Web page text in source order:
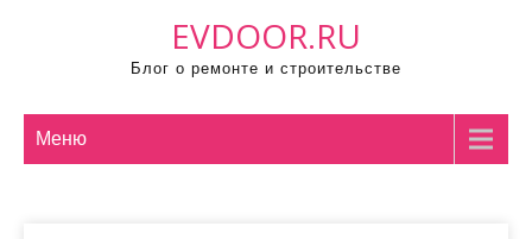
EVDOOR.RU
Блог о ремонте и строительстве
Меню